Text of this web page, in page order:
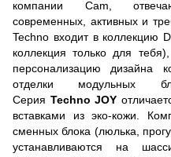
компании Cam ,
современных, активных и
Techno входит в коллекцию
коллекция только для
персонализацию дизайна
отделки модульных
Серия Techno JOY
вставками из эко-кожи.
сменных блока (люлька,
устанавливаются на